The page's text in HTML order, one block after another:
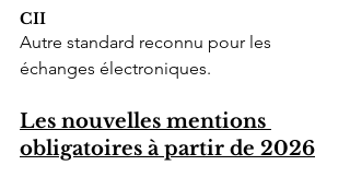
CII
Autre standard reconnu pour les
échanges électroniques.
Les nouvelles mentions
obligatoires à partir de 2026